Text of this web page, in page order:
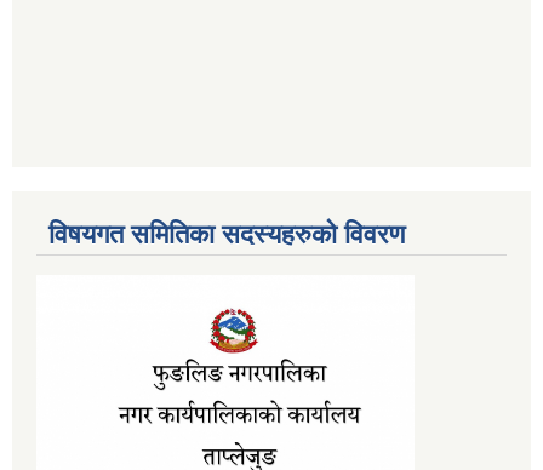
विषयगत समितिका सदस्यहरुको विवरण